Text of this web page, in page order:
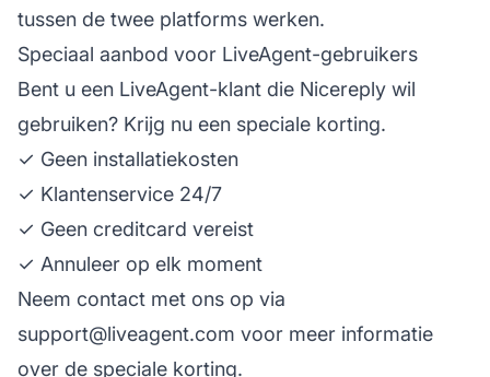
tussen de twee platforms werken.
Speciaal aanbod voor LiveAgent-gebruikers
Bent u een LiveAgent-klant die Nicereply wil
gebruiken? Krijg nu een speciale korting.
✓ Geen installatiekosten
✓ Klantenservice 24/7
✓ Geen creditcard vereist
✓ Annuleer op elk moment
Neem contact met ons op via
support@liveagent.com voor meer informatie
over de speciale korting.